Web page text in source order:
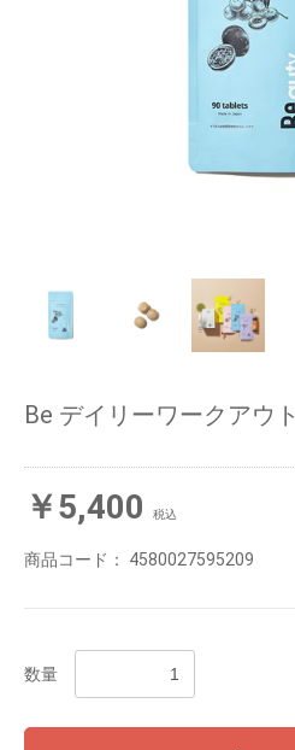
Be デイリーワークアウト
￥5,400 税込
商品コード： 4580027595209
数量